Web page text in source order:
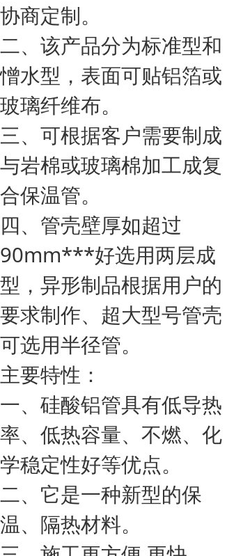
协商定制。
二、该产品分为标准型和
憎水型，表面可贴铝箔或
玻璃纤维布。
三、可根据客户需要制成
与岩棉或玻璃棉加工成复
合保温管。
四、管壳壁厚如超过
90mm***好选用两层成
型，异形制品根据用户的
要求制作、超大型号管壳
可选用半径管。
主要特性：
一、硅酸铝管具有低导热
率、低热容量、不燃、化
学稳定性好等优点。
二、它是一种新型的保
温、隔热材料。